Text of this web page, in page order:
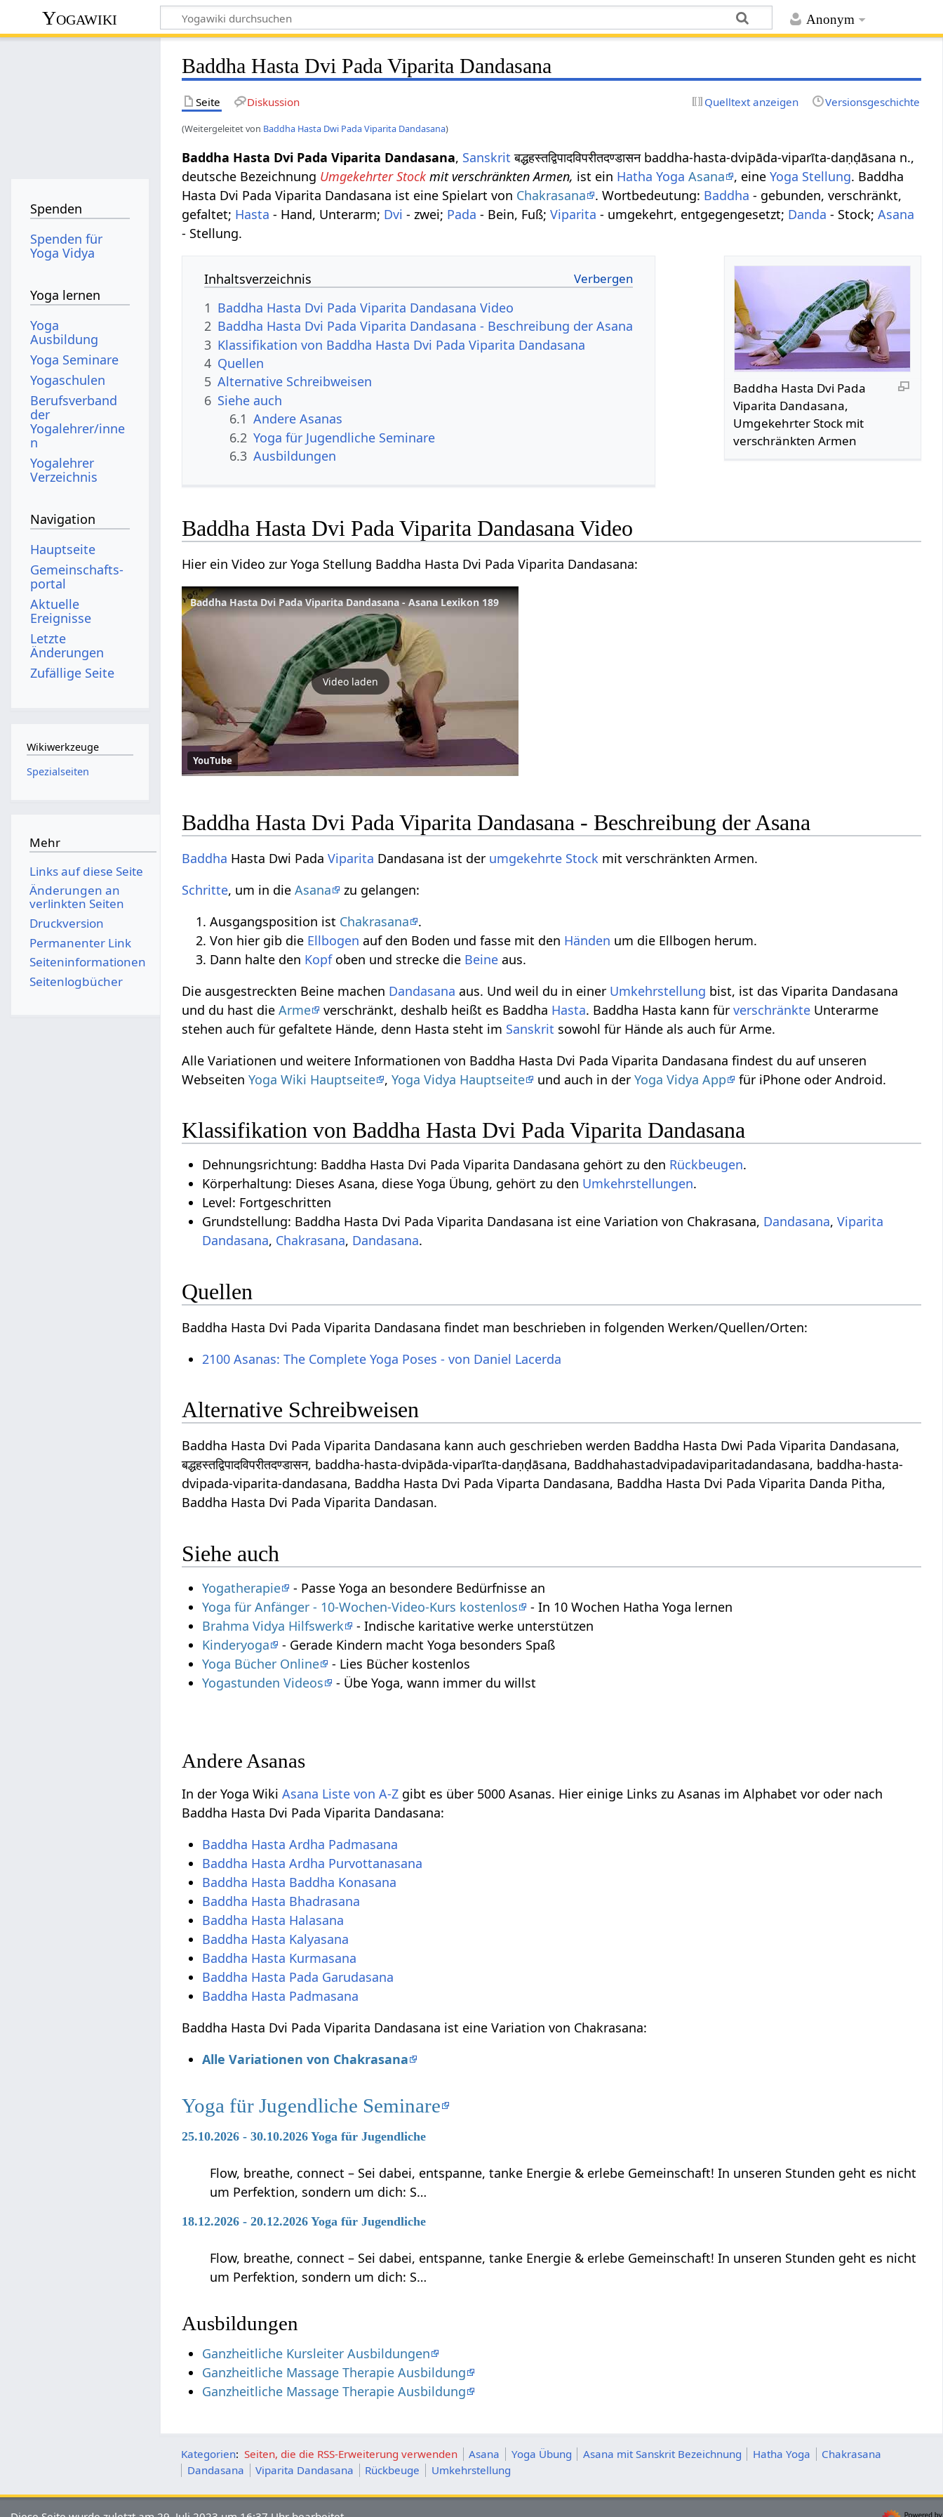
Anonym
Yogawiki
Baddha Hasta Dvi Pada Viparita Dandasana
Seite Diskussion Quelltext anzeigen Versionsgeschichte
(Weitergeleitet von Baddha Hasta Dwi Pada Viparita Dandasana)
Baddha Hasta Dvi Pada Viparita Dandasana, Sanskrit बद्धहस्तद्विपादविपरीतदण्डासन baddha-hasta-dvipāda-viparīta-daṇḍāsana n.,
deutsche Bezeichnung Umgekehrter Stock mit verschränkten Armen, ist ein Hatha Yoga Asana , eineYoga Stellung. Baddha
Hasta Dvi Pada Viparita Dandasana ist eine Spielart von Chakrasana . Wortbedeutung: Baddha - gebunden, verschränkt,
gefaltet; Hasta - Hand, Unterarm; Dvi - zwei; Pada - Bein, Fuß;Viparita - umgekehrt, entgegengesetzt; Danda - Stock;Asana
- Stellung.
Baddha Hasta Dvi Pada
Viparita Dandasana,
Umgekehrter Stock mit
verschränkten Armen
Inhaltsverzeichnis
1 Baddha Hasta Dvi Pada Viparita Dandasana Video
2 Baddha Hasta Dvi Pada Viparita Dandasana - Beschreibung der Asana
3 Klassifikation von Baddha Hasta Dvi Pada Viparita Dandasana
4 Quellen
5 Alternative Schreibweisen
6 Siehe auch
6.1 Andere Asanas
6.2 Yoga für Jugendliche Seminare
6.3 Ausbildungen
Baddha Hasta Dvi Pada Viparita Dandasana Video
Hier ein Video zur Yoga Stellung Baddha Hasta Dvi Pada Viparita Dandasana:
Baddha Hasta Dvi Pada Viparita Dandasana - Asana Lexikon 189
Video laden
YouTube
Baddha Hasta Dvi Pada Viparita Dandasana - Beschreibung der Asana
Baddha Hasta Dwi PadaViparita Dandasana ist der umgekehrte Stock mit verschränkten Armen.
Schritte, um in dieAsana
zu gelangen:
Ausgangsposition ist Chakrasana
.
Von hier gib die Ellbogen auf den Boden und fasse mit den Händen um die Ellbogen herum.
Dann halte den Kopfoben und strecke die Beine aus.
Die ausgestreckten Beine machen Dandasana aus. Und weil du in einer Umkehrstellung bist, ist das Viparita Dandasana
und du hast dieArme verschränkt, deshalb heißt es Baddha Hasta. Baddha Hasta kann fürverschränkte Unterarme
stehen auch für gefaltete Hände, denn Hasta steht im Sanskrit sowohl für Hände als auch für Arme.
Alle Variationen und weitere Informationen von Baddha Hasta Dvi Pada Viparita Dandasana findest du auf unseren
WebseitenYoga Wiki Hauptseite ,Yoga Vidya Hauptseite und auch in derYoga Vidya App für iPhone oder Android.
Klassifikation von Baddha Hasta Dvi Pada Viparita Dandasana
Dehnungsrichtung: Baddha Hasta Dvi Pada Viparita Dandasana gehört zu den Rückbeugen.
Körperhaltung: Dieses Asana, diese Yoga Übung, gehört zu den Umkehrstellungen.
Level: Fortgeschritten
Grundstellung: Baddha Hasta Dvi Pada Viparita Dandasana ist eine Variation von Chakrasana, Dandasana,Viparita
Dandasana, Chakrasana, Dandasana.
Quellen
Baddha Hasta Dvi Pada Viparita Dandasana findet man beschrieben in folgenden Werken/Quellen/Orten:
2100 Asanas: The Complete Yoga Poses - von Daniel Lacerda
Alternative Schreibweisen
Baddha Hasta Dvi Pada Viparita Dandasana kann auch geschrieben werden Baddha Hasta Dwi Pada Viparita Dandasana,
बद्धहस्तद्विपादविपरीतदण्डासन, baddha-hasta-dvipāda-viparīta-daṇḍāsana, Baddhahastadvipadaviparitadandasana, baddha-hasta-
dvipada-viparita-dandasana, Baddha Hasta Dvi Pada Viparta Dandasana, Baddha Hasta Dvi Pada Viparita Danda Pitha,
Baddha Hasta Dvi Pada Viparita Dandasan.
Siehe auch
Yogatherapie
- Passe Yoga an besondere Bedürfnisse an
Yoga für Anfänger - 10-Wochen-Video-Kurs kostenlos
- In 10 Wochen Hatha Yoga lernen
Brahma Vidya Hilfswerk
- Indische karitative werke unterstützen
Kinderyoga
- Gerade Kindern macht Yoga besonders Spaß
Yoga Bücher Online
- Lies Bücher kostenlos
Yogastunden Videos
- Übe Yoga, wann immer du willst
Andere Asanas
In der Yoga WikiAsana Liste von A-Z gibt es über 5000 Asanas. Hier einige Links zu Asanas im Alphabet vor oder nach
Baddha Hasta Dvi Pada Viparita Dandasana:
Baddha Hasta Ardha Padmasana
Baddha Hasta Ardha Purvottanasana
Baddha Hasta Baddha Konasana
Baddha Hasta Bhadrasana
Baddha Hasta Halasana
Baddha Hasta Kalyasana
Baddha Hasta Kurmasana
Baddha Hasta Pada Garudasana
Baddha Hasta Padmasana
Baddha Hasta Dvi Pada Viparita Dandasana ist eine Variation von Chakrasana:
Alle Variationen von Chakrasana
Yoga für Jugendliche Seminare
25.10.2026 - 30.10.2026 Yoga für Jugendliche
Flow, breathe, connect – Sei dabei, entspanne, tanke Energie & erlebe Gemeinschaft! In unseren Stunden geht es nicht
um Perfektion, sondern um dich: S…
18.12.2026 - 20.12.2026 Yoga für Jugendliche
Flow, breathe, connect – Sei dabei, entspanne, tanke Energie & erlebe Gemeinschaft! In unseren Stunden geht es nicht
um Perfektion, sondern um dich: S…
Ausbildungen
Ganzheitliche Kursleiter Ausbildungen
Ganzheitliche Massage Therapie Ausbildung
Ganzheitliche Massage Therapie Ausbildung
Kategorien: Seiten, die die RSS-Erweiterung verwenden Asana Yoga Übung Asana mit Sanskrit Bezeichnung Hatha Yoga
Chakrasana
Dandasana
Viparita Dandasana Rückbeuge Umkehrstellung
Spenden
Spenden für
Yoga Vidya
Yoga lernen
Yoga
Ausbildung
Yoga Seminare
Yogaschulen
Berufsverband
der
Yogalehrer/inne
n
Yogalehrer
Verzeichnis
Navigation
Hauptseite
Gemeinschafts­
portal
Aktuelle
Ereignisse
Letzte
Änderungen
Zufällige Seite
Wikiwerkzeuge
Spezialseiten
Mehr
Links auf diese Seite
Änderungen an
verlinkten Seiten
Druckversion
Permanenter Link
Seiten­­informationen
Seitenlogbücher